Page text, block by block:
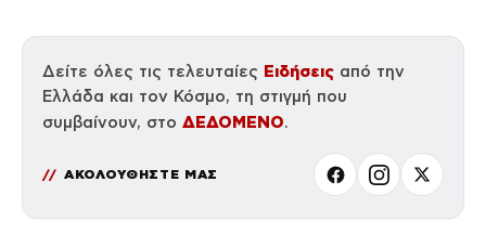
Δείτε όλες τις τελευταίες Ειδήσεις από την
Ελλάδα και τον Κόσμο, τη στιγμή που
συμβαίνουν, στο ΔΕΔΟΜΕΝΟ.
ΑΚΟΛΟΥΘΗΣΤΕ ΜΑΣ